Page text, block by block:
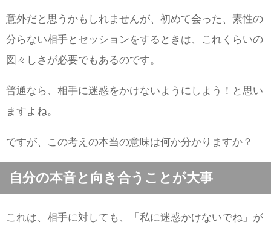
意外だと思うかもしれませんが、初めて会った、素性の
分らない相手とセッションをするときは、これくらいの
図々しさが必要でもあるのです。
普通なら、相手に迷惑をかけないようにしよう！と思い
ますよね。
ですが、この考えの本当の意味は何か分かりますか？
自分の本音と向き合うことが大事
これは、相手に対しても、「私に迷惑かけないでね」が